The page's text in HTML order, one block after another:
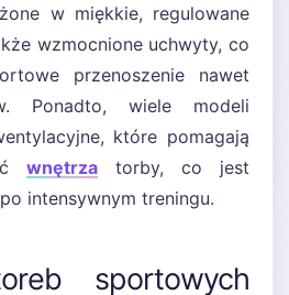
w miękkie, regulowane
wzmocnione uchwyty, co
przenoszenie nawet
Ponadto, wiele modeli
które pomagają
wnętrza torby, co jest
intensywnym treningu.
sportowych